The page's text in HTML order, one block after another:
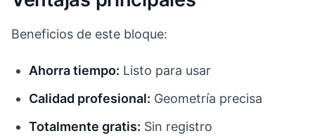
Beneficios de este bloque:
Ahorra tiempo: Listo para usar
Calidad profesional: Geometría precisa
Totalmente gratis: Sin registro